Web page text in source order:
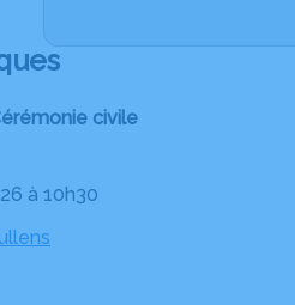
civile
à 10h30